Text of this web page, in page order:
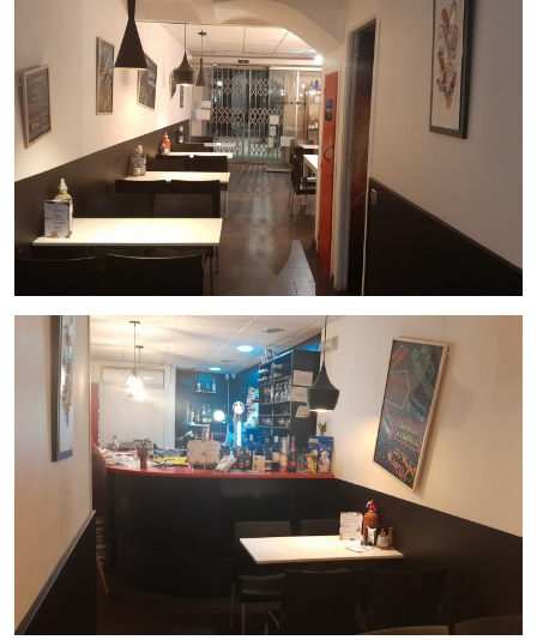
Detalles del traspaso:
Precio traspaso: 85.000€
Precio alquiler: 1.900€
Documentación al día